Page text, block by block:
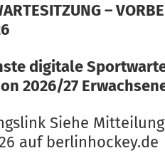
–
digitale
2026/27
Siehe
auf berlinhockey.de